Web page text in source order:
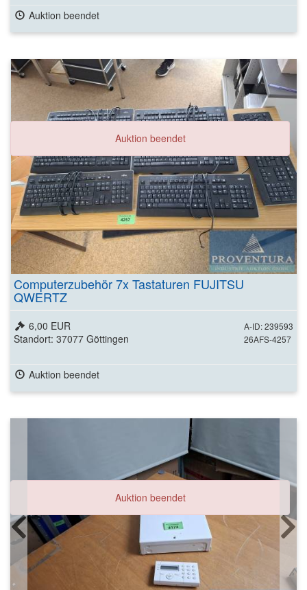
Auktion beendet
Auktion beendet
Computerzubehör 7x Tastaturen FUJITSU
QWERTZ
A-ID: 239593
26AFS-4257
6,00 EUR
Standort: 37077 Göttingen
Auktion beendet
Auktion beendet